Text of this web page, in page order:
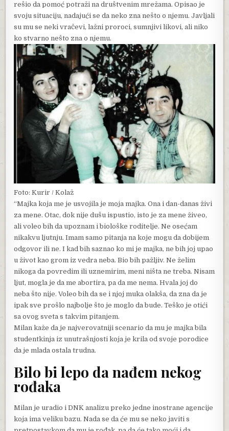
rešio da pomoć potraži na društvenim mrežama. Opisao je
svoju situaciju, nadajući se da neko zna nešto o njemu. Javljali
su mu se neki vračevi, lažni proroci, sumnjivi likovi, ali niko
ko stvarno nešto zna o njemu.
Foto: Kurir / Kolaž
“Majka koja me je usvojila je moja majka. Ona i dan-danas živi
za mene. Otac, dok nije dušu ispustio, isto je za mene živeo,
ali voleo bih da upoznam i biološke roditelje. Ne osećam
nikakvu ljutnju. Imam samo pitanja na koje mogu da dobijem
odgovor ili ne. I kad bih saznao ko mi je majka, ne bih joj upao
u život kao grom iz vedra neba. Bio bih pažljiv. Ne želim
nikoga da povredim ili uznemirim, meni ništa ne treba. Nisam
ljut, mogla je da me abortira, pa da me nema. Hvala joj do
neba što nije. Voleo bih da se i njoj muka olakša, da zna da je
ipak sve prošlo najbolje što je moglo da bude. Teško je otići
sa ovog sveta s takvim pitanjem.
Milan kaže da je najverovatniji scenario da mu je majka bila
studentkinja iz unutrašnjosti koja je krila od svoje porodice
da je mlada ostala trudna.
Bilo bi lepo da nađem nekog
rođaka
Milan je uradio i DNK analizu preko jedne inostrane agencije
koja ima veliku bazu. Nada se da će mu se neko javiti s